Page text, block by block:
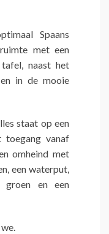
Spaans
met een
naast het
in de mooie
staat op een
toegang vanaf
omheind met
een waterput,
groen en een